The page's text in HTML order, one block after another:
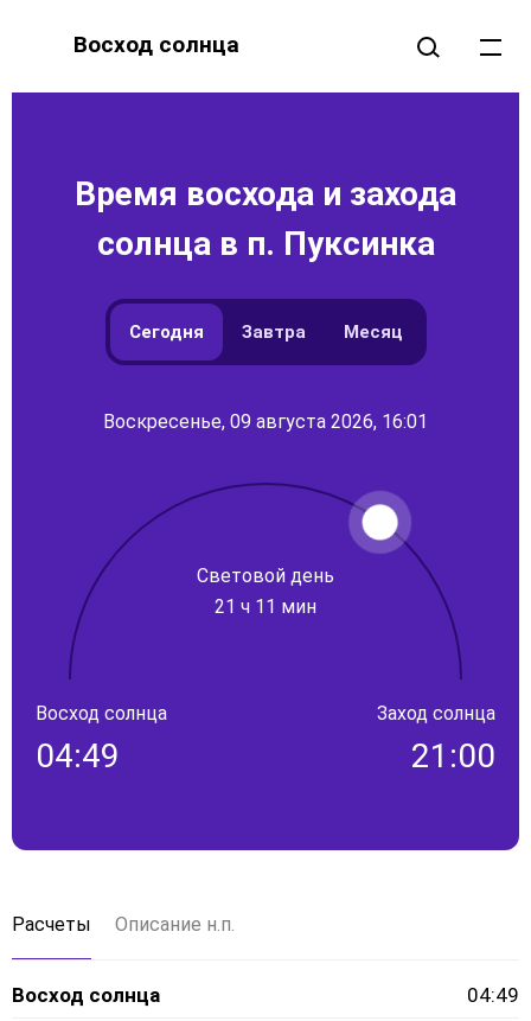
Восход солнца
Время восхода и захода
солнца в п. Пуксинка
Сегодня Завтра Месяц
Воскресенье, 09 августа 2026, 16:01
Световой день
21 ч 11 мин
Восход солнца
04:49
Заход солнца
21:00
Расчеты Описание н.п.
Восход солнца
04:49